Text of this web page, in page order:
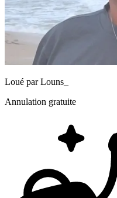
Loué parLouns_
Annulation gratuite